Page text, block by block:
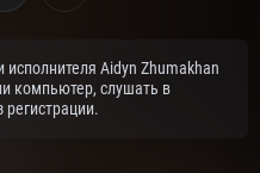
Aidyn Zhumakhan
компьютер, слушать в